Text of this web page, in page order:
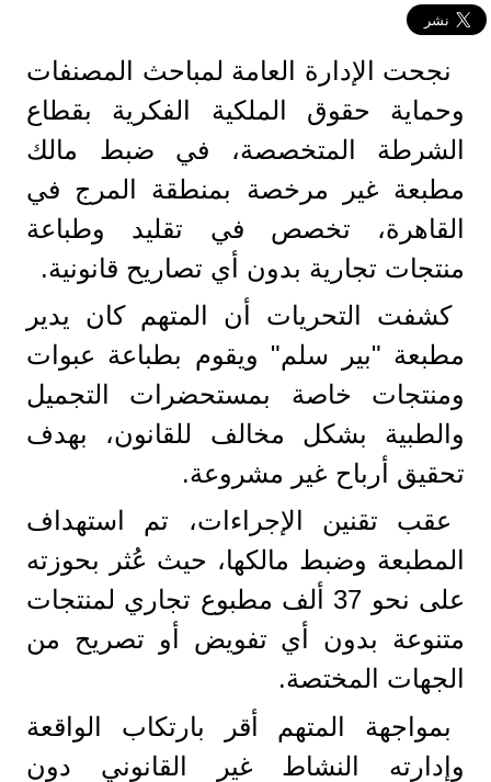
نجحت الإدارة العامة لمباحث المصنفات
وحماية حقوق الملكية الفكرية بقطاع
الشرطة المتخصصة، في ضبط مالك
مطبعة غير مرخصة بمنطقة المرج في
القاهرة، تخصص في تقليد وطباعة
منتجات تجارية بدون أي تصاريح قانونية.
كشفت التحريات أن المتهم كان يدير
مطبعة "بير سلم" ويقوم بطباعة عبوات
ومنتجات خاصة بمستحضرات التجميل
والطبية بشكل مخالف للقانون، بهدف
تحقيق أرباح غير مشروعة.
عقب تقنين الإجراءات، تم استهداف
المطبعة وضبط مالكها، حيث عُثر بحوزته
على نحو 37 ألف مطبوع تجاري لمنتجات
متنوعة بدون أي تفويض أو تصريح من
الجهات المختصة.
بمواجهة المتهم أقر بارتكاب الواقعة
وإدارته النشاط غير القانوني دون